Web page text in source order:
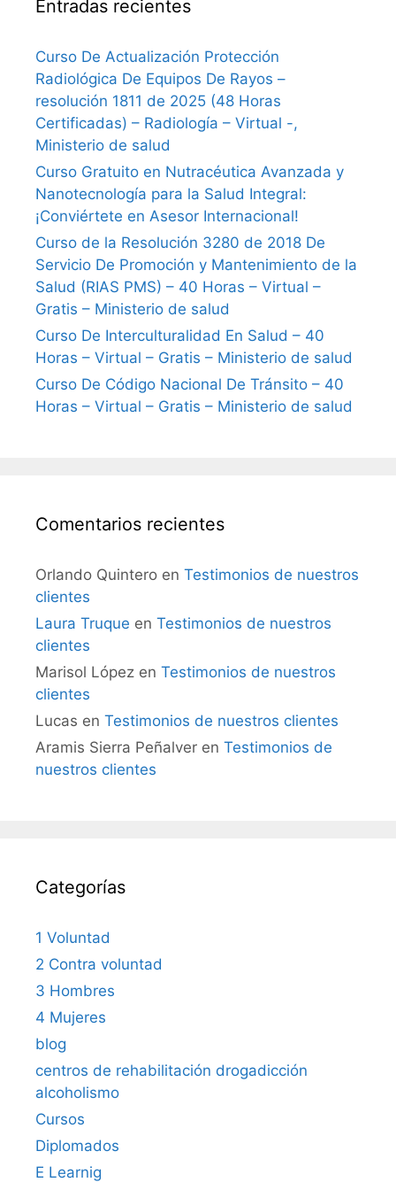
Entradas recientes
Curso De Actualización Protección
Radiológica De Equipos De Rayos –
resolución 1811 de 2025 (48 Horas
Certificadas) – Radiología – Virtual -,
Ministerio de salud
Curso Gratuito en Nutracéutica Avanzada y
Nanotecnología para la Salud Integral:
¡Conviértete en Asesor Internacional!
Curso de la Resolución 3280 de 2018 De
Servicio De Promoción y Mantenimiento de la
Salud (RIAS PMS) – 40 Horas – Virtual –
Gratis – Ministerio de salud
Curso De Interculturalidad En Salud – 40
Horas – Virtual – Gratis – Ministerio de salud
Curso De Código Nacional De Tránsito – 40
Horas – Virtual – Gratis – Ministerio de salud
Comentarios recientes
Orlando Quintero en Testimonios de nuestros
clientes
Laura Truque en Testimonios de nuestros
clientes
Marisol López en Testimonios de nuestros
clientes
Lucas en Testimonios de nuestros clientes
Aramis Sierra Peñalver en Testimonios de
nuestros clientes
Categorías
1 Voluntad
2 Contra voluntad
3 Hombres
4 Mujeres
blog
centros de rehabilitación drogadicción
alcoholismo
Cursos
Diplomados
E Learnig